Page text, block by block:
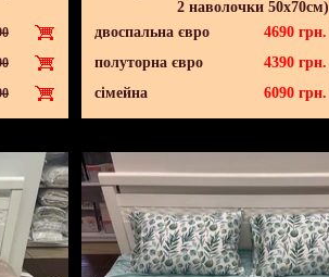
2 наволочки 50х70см)
двоспальна євро
4690 грн.
полуторна євро 4390 грн.
сімейна 6090 грн.